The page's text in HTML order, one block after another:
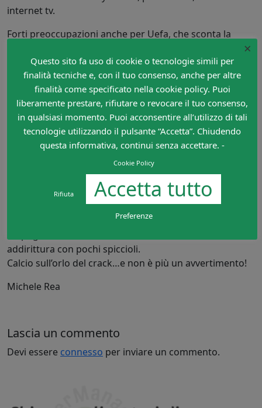
internet tv.
Forti preoccupazioni anche per Uefa, che sconta la
vendita dei diritti tv, rifiutata in Spagna, che ha deluso
un po’ tutti. I diritti delle Nazionali di Inghilterra, Scozia,
Galles e Irlanda sono stati ceduti all’Uefa per appena
240 milioni ma rivenduti addirittura a 80!
Stessa situazione nei Paesi dell’Ubu, escluse Germania e
Italia, nazionali forti.
pagherà i club di Champions ed Europa League, che
hanno condizionato tutte le strategie di mercato ed
agonistiche sopratutto in Italia.
Insomma, Juve, Napoli e Milan, potrebbero ritrivarsi con
addirittura con pochi spiccioli.
Calcio sull’orlo del crack…e non è più un avvertimento!
Michele Rea
Lascia un commento
Devi essere connesso per inviare un commento.
×
Questo sito fa uso di cookie o tecnologie simili per
finalità tecniche e, con il tuo consenso, anche per altre
finalità come specificato nella cookie policy. Puoi
liberamente prestare, rifiutare o revocare il tuo consenso,
in qualsiasi momento. Puoi acconsentire all’utilizzo di tali
tecnologie utilizzando il pulsante “Accetta”. Chiudendo
questa informativa, continui senza accettare. -
Cookie Policy
Rifiuta Accetta tutto
Preferenze